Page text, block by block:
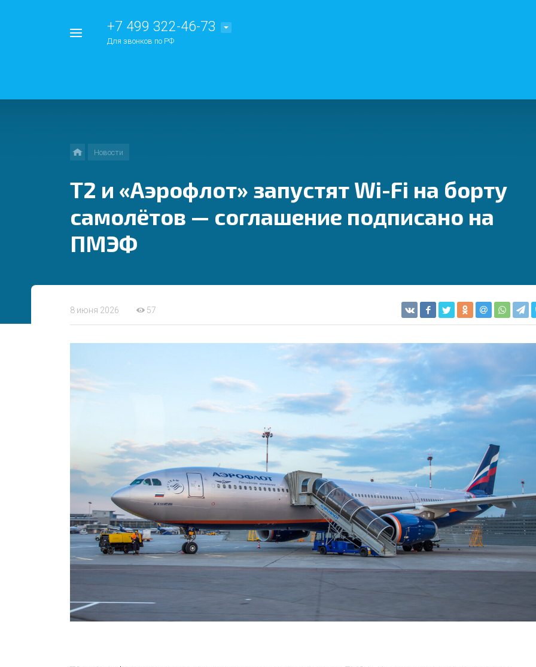
+7 499 322-46-73
Для звонков по РФ
Новости
Т2 и «Аэрофлот» запустят Wi-Fi на борту
самолётов — соглашение подписано на
ПМЭФ
8 июня 2026 57